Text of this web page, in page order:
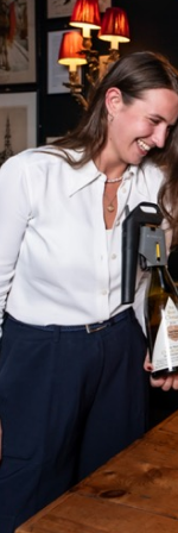
~10 MINUTES